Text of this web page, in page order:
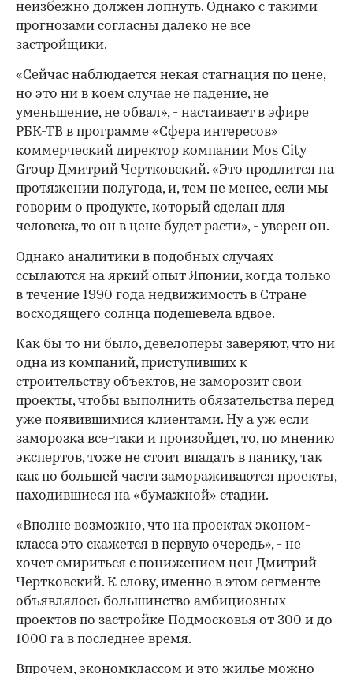
неизбежно должен лопнуть. Однако с такими
прогнозами согласны далеко не все
застройщики.
«Сейчас наблюдается некая стагнация по цене,
но это ни в коем случае не падение, не
уменьшение, не обвал», - настаивает в эфире
РБК-ТВ в программе «Сфера интересов»
коммерческий директор компании Mos City
Group Дмитрий Чертковский. «Это продлится на
протяжении полугода, и, тем не менее, если мы
говорим о продукте, который сделан для
человека, то он в цене будет расти», - уверен он.
Однако аналитики в подобных случаях
ссылаются на яркий опыт Японии, когда только
в течение 1990 года недвижимость в Стране
восходящего солнца подешевела вдвое.
Как бы то ни было, девелоперы заверяют, что ни
одна из компаний, приступивших к
строительству объектов, не заморозит свои
проекты, чтобы выполнить обязательства перед
уже появившимися клиентами. Ну а уж если
заморозка все-таки и произойдет, то, по мнению
экспертов, тоже не стоит впадать в панику, так
как по большей части замораживаются проекты,
находившиеся на «бумажной» стадии.
«Вполне возможно, что на проектах эконом-
класса это скажется в первую очередь», - не
хочет смириться с понижением цен Дмитрий
Чертковский. К слову, именно в этом сегменте
объявлялось большинство амбициозных
проектов по застройке Подмосковья от 300 и до
1000 га в последнее время.
Впрочем, экономклассом и это жилье можно